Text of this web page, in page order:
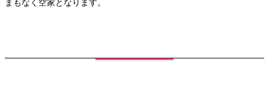
まもなく空家となります。